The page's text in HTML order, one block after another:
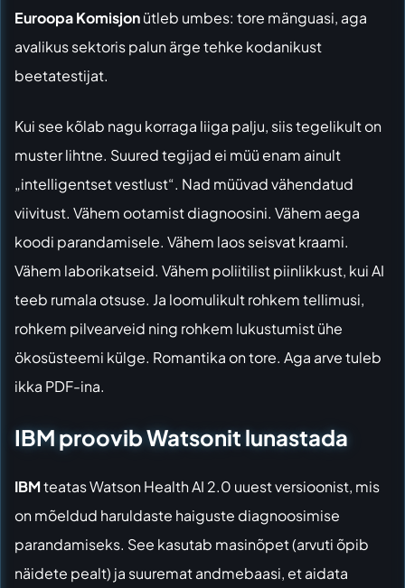
Euroopa Komisjonütleb umbes: tore mänguasi, aga
avalikus sektoris palun ärge tehke kodanikust
beetatestijat.
Kui see kõlab nagu korraga liiga palju, siis tegelikult on
muster lihtne. Suured tegijad ei müü enam ainult
„intelligentset vestlust“. Nad müüvad vähendatud
viivitust. Vähem ootamist diagnoosini. Vähem aega
koodi parandamisele. Vähem laos seisvat kraami.
Vähem laborikatseid. Vähem poliitilist piinlikkust, kui AI
teeb rumala otsuse. Ja loomulikult rohkem tellimusi,
rohkem pilvearveid ning rohkem lukustumist ühe
ökosüsteemi külge. Romantika on tore. Aga arve tuleb
ikka PDF-ina.
IBM proovib Watsonit lunastada
IBMteatas Watson Health AI 2.0 uuest versioonist, mis
on mõeldud haruldaste haiguste diagnoosimise
parandamiseks. See kasutab masinõpet (arvuti õpib
näidete pealt) ja suuremat andmebaasi, et aidata